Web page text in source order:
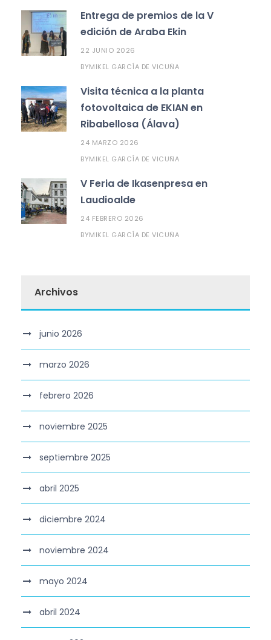
Entrega de premios de la V
edición de Araba Ekin
22 JUNIO 2026
BYMIKEL GARCÍA DE VICUÑA
Visita técnica a la planta
fotovoltaica de EKIAN en
Ribabellosa (Álava)
24 MARZO 2026
BYMIKEL GARCÍA DE VICUÑA
V Feria de Ikasenpresa en
Laudioalde
24 FEBRERO 2026
BYMIKEL GARCÍA DE VICUÑA
Archivos
junio 2026
marzo 2026
febrero 2026
noviembre 2025
septiembre 2025
abril 2025
diciembre 2024
noviembre 2024
mayo 2024
abril 2024